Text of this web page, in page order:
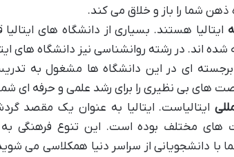
ذهن شما را باز و خلاق می کند.
ایتالیا هستند. بسیاری از دانشگاه های
اند. در رشته روانشناسی نیز دانشگاه های
برجسته ای در این دانشگاه ها مشغول به
های بی نظیری را برای رشد علمی و حرفه ای
ایتالیاست. ایتالیا به عنوان یک مقصد
های مختلف بوده است. این تنوع فرهنگی
با دانشجویانی از سراسر دنیا همکلاسی می